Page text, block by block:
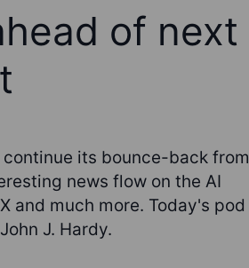
of next
its bounce-back from
news flow on the AI
and much more. Today's pod
J. Hardy.